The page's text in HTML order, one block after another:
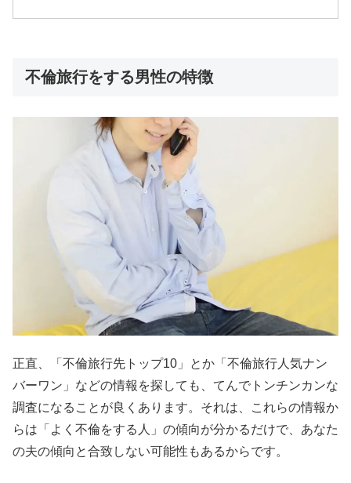
不倫旅行をする男性の特徴
正直、「不倫旅行先トップ10」とか「不倫旅行人気ナン
バーワン」などの情報を探しても、てんでトンチンカンな
調査になることが良くあります。それは、これらの情報か
らは「よく不倫をする人」の傾向が分かるだけで、あなた
の夫の傾向と合致しない可能性もあるからです。